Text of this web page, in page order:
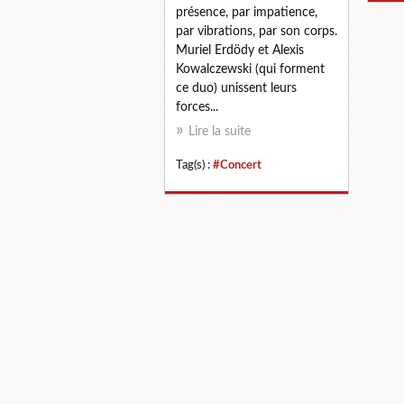
présence, par impatience,
par vibrations, par son corps.
Muriel Erdödy et Alexis
Kowalczewski (qui forment
ce duo) unissent leurs
forces...
Lire la suite
Tag(s) : #Concert